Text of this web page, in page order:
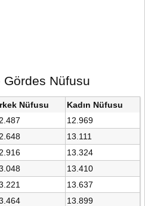
Gördes Nüfusu
Nüfusu
Kadın Nüfusu
12.969
13.111
13.324
13.410
13.637
13.899